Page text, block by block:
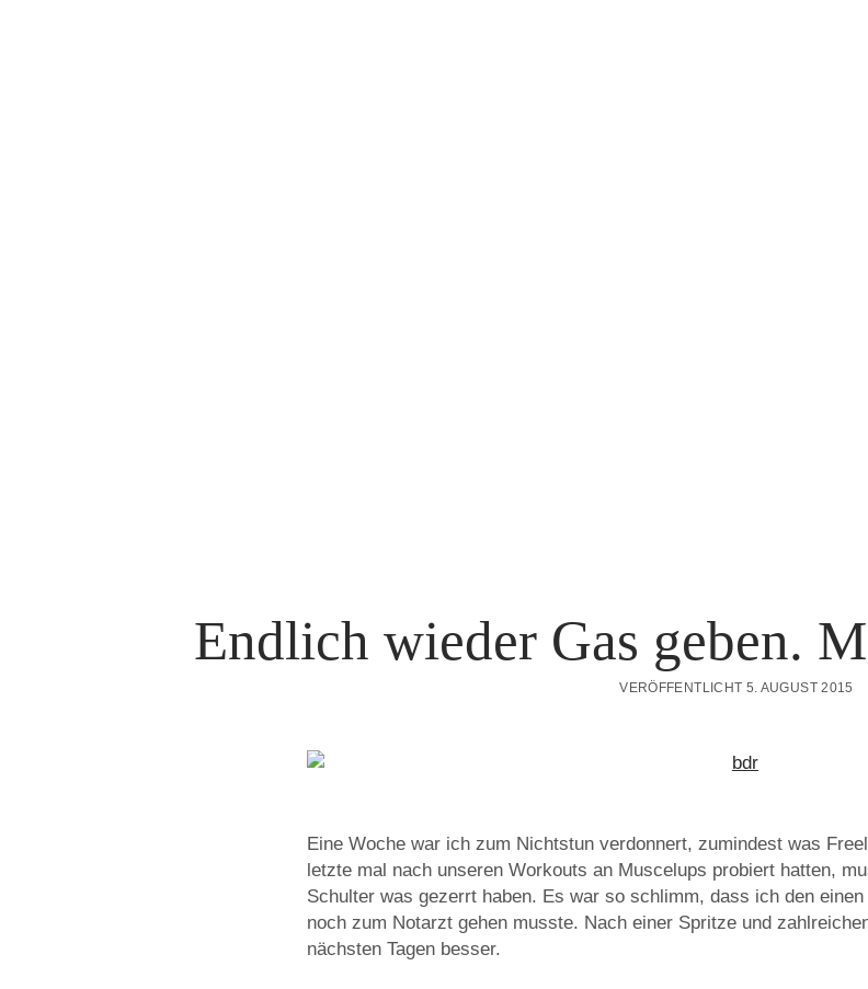
Endlich wieder Gas geben.
VERÖFFENTLICHT 5. AUGUST 2015
Eine Woche war ich zum Nichtstun verdonnert, zumindest was
letzte mal nach unseren Workouts an Muscelups probiert hatten,
Schulter was gezerrt haben. Es war so schlimm, dass ich den
noch zum Notarzt gehen musste. Nach einer Spritze und
nächsten Tagen besser.